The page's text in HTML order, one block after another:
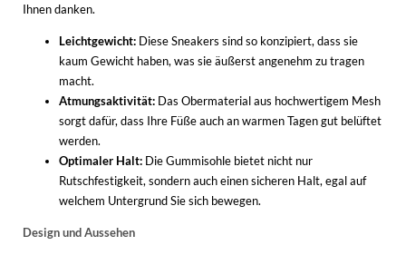
Ihnen danken.
Leichtgewicht: Diese Sneakers sind so konzipiert, dass sie
kaum Gewicht haben, was sie äußerst angenehm zu tragen
macht.
Atmungsaktivität: Das Obermaterial aus hochwertigem Mesh
sorgt dafür, dass Ihre Füße auch an warmen Tagen gut belüftet
werden.
Optimaler Halt: Die Gummisohle bietet nicht nur
Rutschfestigkeit, sondern auch einen sicheren Halt, egal auf
welchem Untergrund Sie sich bewegen.
Design und Aussehen